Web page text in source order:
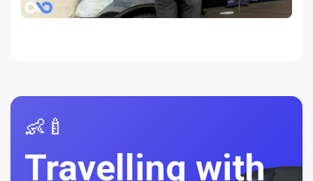
👶🍼
Travelling with